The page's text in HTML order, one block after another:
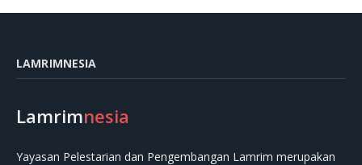
LAMRIMNESIA
Lamrimnesia
Yayasan Pelestarian dan Pengembangan Lamrim merupakan